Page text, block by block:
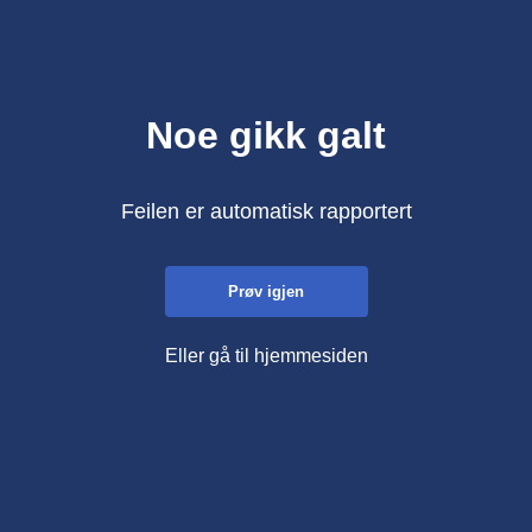
Noe gikk galt
Feilen er automatisk rapportert
Prøv igjen
Eller gå til hjemmesiden